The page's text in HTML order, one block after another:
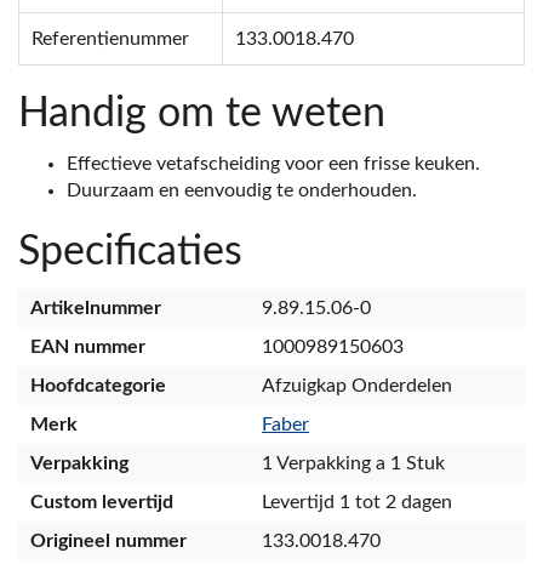
Referentienummer 133.0018.470
Handig om te weten
Effectieve vetafscheiding voor een frisse keuken.
Duurzaam en eenvoudig te onderhouden.
Specificaties
Artikelnummer
9.89.15.06-0
EAN nummer
1000989150603
Hoofdcategorie
Afzuigkap Onderdelen
Merk
Faber
Verpakking
1 Verpakking a 1 Stuk
Custom levertijd
Levertijd 1 tot 2 dagen
Origineel nummer
133.0018.470